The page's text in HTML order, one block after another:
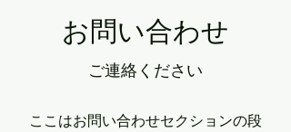
お問い合わせ
ご連絡ください
ここはお問い合わせセクションの段